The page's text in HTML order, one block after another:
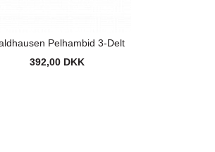
Pelhambid 3-Delt
392,00 DKK